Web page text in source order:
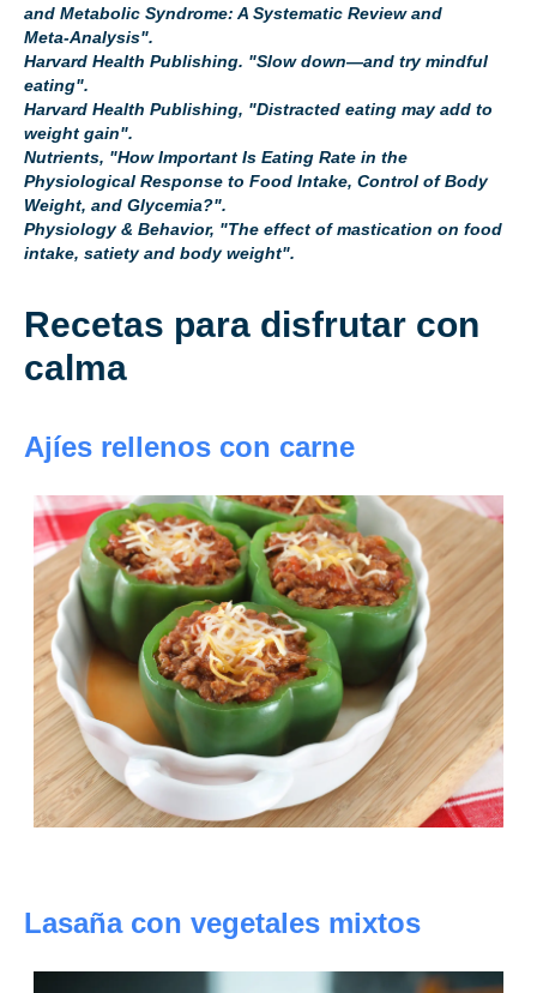
and Metabolic Syndrome: A Systematic Review and
Meta‑Analysis".
Harvard Health Publishing. "Slow down—and try mindful
eating".
Harvard Health Publishing, "Distracted eating may add to
weight gain".
Nutrients, "How Important Is Eating Rate in the
Physiological Response to Food Intake, Control of Body
Weight, and Glycemia?".
Physiology & Behavior, "The effect of mastication on food
intake, satiety and body weight".
Recetas para disfrutar con
calma
Ajíes rellenos con carne
Lasaña con vegetales mixtos